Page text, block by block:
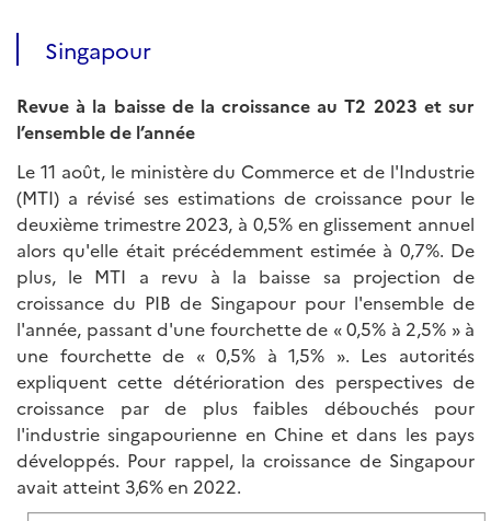
Singapour
Revue à la baisse de la croissance au T2 2023 et sur
l’ensemble de l’année
Le 11 août, le ministère du Commerce et de l'Industrie
(MTI) a révisé ses estimations de croissance pour le
deuxième trimestre 2023, à 0,5% en glissement annuel
alors qu'elle était précédemment estimée à 0,7%. De
plus, le MTI a revu à la baisse sa projection de
croissance du PIB de Singapour pour l'ensemble de
l'année, passant d'une fourchette de « 0,5% à 2,5% » à
une fourchette de « 0,5% à 1,5% ». Les autorités
expliquent cette détérioration des perspectives de
croissance par de plus faibles débouchés pour
l'industrie singapourienne en Chine et dans les pays
développés. Pour rappel, la croissance de Singapour
avait atteint 3,6% en 2022.